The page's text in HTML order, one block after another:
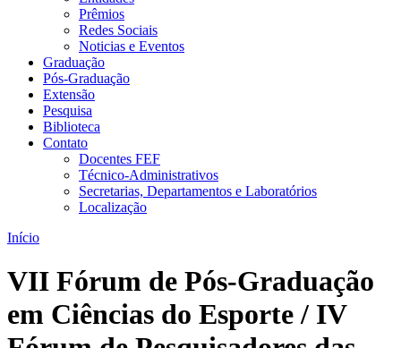
Prêmios
Redes Sociais
Noticias e Eventos
Graduação
Pós-Graduação
Extensão
Pesquisa
Biblioteca
Contato
Docentes FEF
Técnico-Administrativos
Secretarias, Departamentos e Laboratórios
Localização
Início
VII Fórum de Pós-Graduação
em Ciências do Esporte / IV